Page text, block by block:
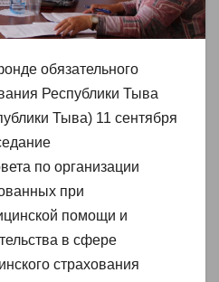
обязательного
Республики Тыва
Тыва) 11 сентября
по организации
при
помощи и
в сфере
страхования